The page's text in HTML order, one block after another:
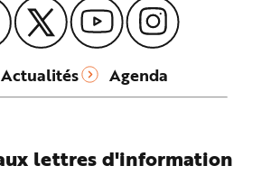
Actualités Agenda
lettres d'information